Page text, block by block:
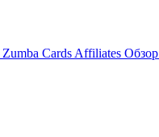
Zumba Cards Affiliates Обзор